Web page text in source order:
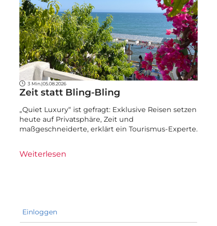
3 Min. |05.08.2026
Zeit statt Bling-Bling
„Quiet Luxury“ ist gefragt: Exklusive Reisen setzen
heute auf Privatsphäre, Zeit und
maßgeschneiderte, erklärt ein Tourismus-Experte.
Weiterlesen
Einloggen